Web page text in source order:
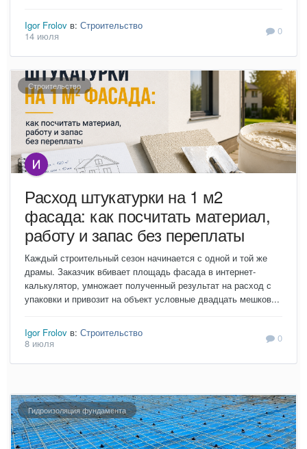
Igor Frolov в: Строительство
14 июля
0
Строительство
Расход штукатурки на 1 м2
фасада: как посчитать материал,
работу и запас без переплаты
Каждый строительный сезон начинается с одной и той же
драмы. Заказчик вбивает площадь фасада в интернет-
калькулятор, умножает полученный результат на расход с
упаковки и привозит на объект условные двадцать мешков...
Igor Frolov в: Строительство
8 июля
0
Гидроизоляция фундамента